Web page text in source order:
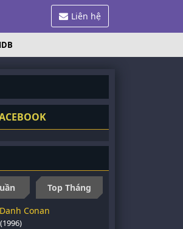
Liên hệ
Top Tháng
Conan